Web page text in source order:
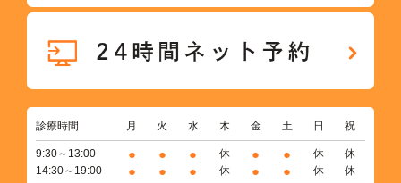
診療時間 月 火 水 木 金 土 日 祝
9:30～13:00 ● ● ● 休 ● ● 休
休
14:30～19:00
● ● ● 休 ● ● 休 休